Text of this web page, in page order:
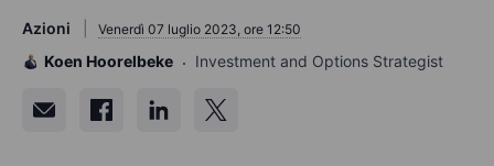
Azioni Venerdì 07 luglio 2023, ore 12:50
Koen Hoorelbeke Investment and Options Strategist